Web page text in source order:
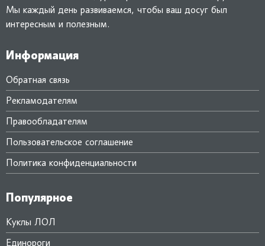
Мы каждый день развиваемся, чтобы ваш досуг был
интересным и полезным.
Информация
Обратная связь
Рекламодателям
Правообладателям
Пользовательское соглашение
Политика конфиденциальности
Популярное
Куклы ЛОЛ
Единороги